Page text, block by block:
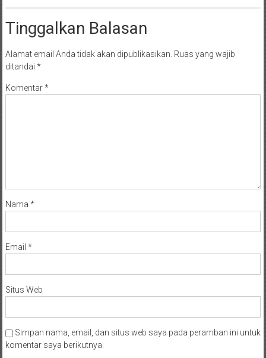
Tinggalkan Balasan
Alamat email Anda tidak akan dipublikasikan. Ruas yang wajib
ditandai *
Komentar*
Nama *
Email *
Situs Web
Simpan nama, email, dan situs web saya pada peramban ini untuk
komentar saya berikutnya.